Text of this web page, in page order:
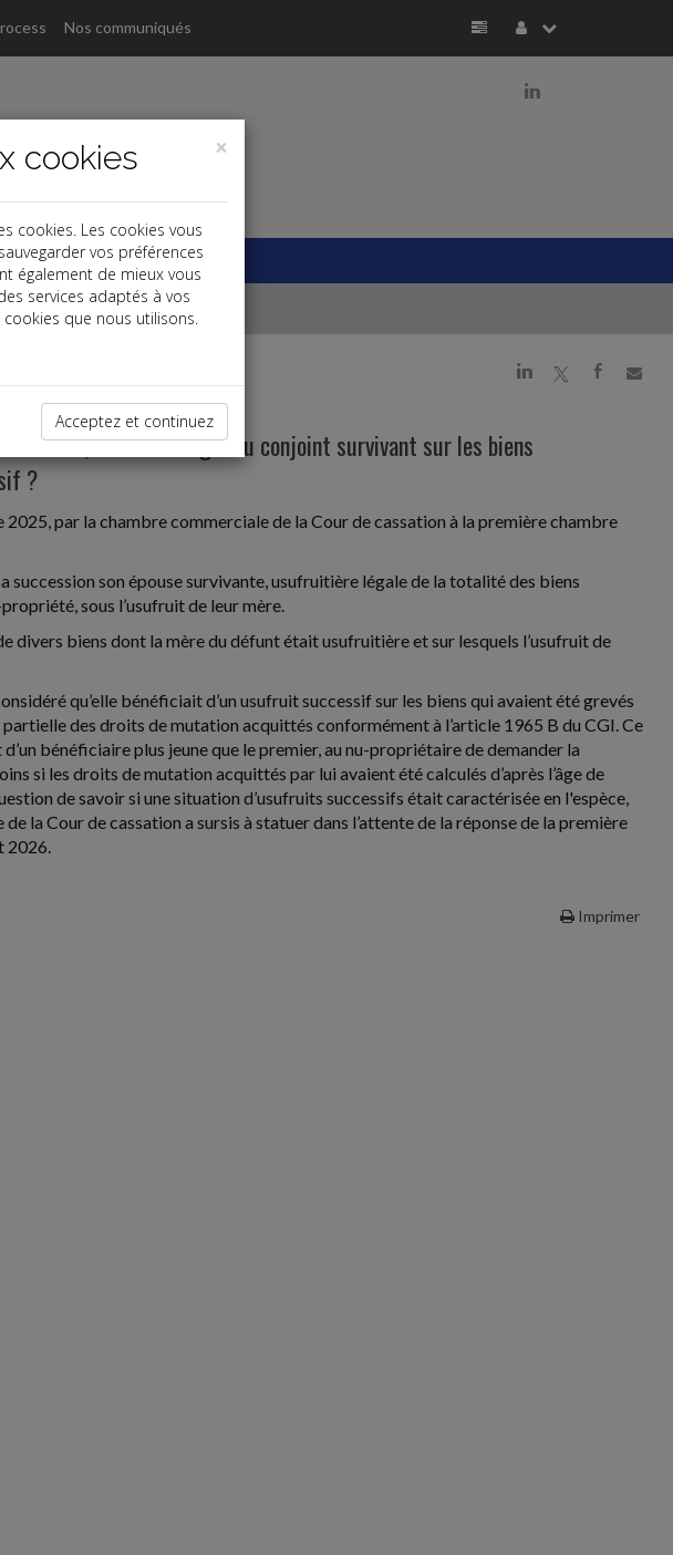
Nos communiqués
j
j a b
l’usufruit légal du conjoint survivant sur les biens
?
par la chambre commerciale de la Cour de cassation à la première chambre
succession son épouse survivante, usufruitière légale de la totalité des biens
sous l’usufruit de leur mère.
divers biens dont la mère du défunt était usufruitière et sur lesquels l’usufruit de
qu’elle bénéficiait d’un usufruit successif sur les biens qui avaient été grevés
des droits de mutation acquittés conformément à l’article 1965 B du CGI. Ce
bénéficiaire plus jeune que le premier, au nu-propriétaire de demander la
si les droits de mutation acquittés par lui avaient été calculés d’après l’âge de
de savoir si une situation d’usufruits successifs était caractérisée en l'espèce,
la Cour de cassation a sursis à statuer dans l’attente de la réponse de la première
2026.
Imprimer
×
cookies
cookies. Les cookies vous
vos préférences
également de mieux vous
services adaptés à vos
que nous utilisons.
Acceptez et continuez